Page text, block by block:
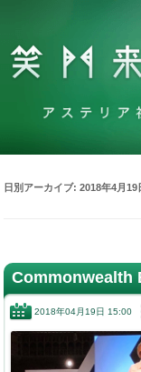
日別アーカイブ:2018年4月19
Commonwealth
2018年04月19日 15:00